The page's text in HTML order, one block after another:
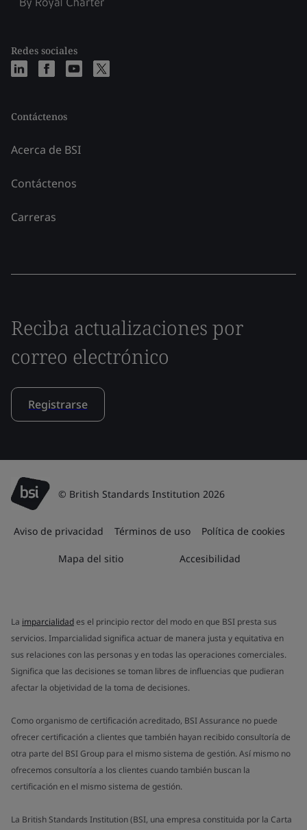
Redes sociales
Contáctenos
Acerca de BSI
Contáctenos
Carreras
Reciba actualizaciones por
correo electrónico
Registrarse
© British Standards Institution 2026
Aviso de privacidad Términos de uso Política de cookies
Mapa del sitio Accesibilidad
La imparcialidades el principio rector del modo en que BSI presta sus
servicios. Imparcialidad significa actuar de manera justa y equitativa en
sus relaciones con las personas y en todas las operaciones comerciales.
Significa que las decisiones se toman libres de influencias que pudieran
afectar la objetividad de la toma de decisiones.
Como organismo de certificación acreditado, BSI Assurance no puede
ofrecer certificación a clientes que también hayan recibido consultoría de
otra parte del BSI Group para el mismo sistema de gestión. Así mismo no
ofrecemos consultoría a los clientes cuando también buscan la
certificación en el mismo sistema de gestión.
La British Standards Institution (BSI, una empresa constituida por la Carta